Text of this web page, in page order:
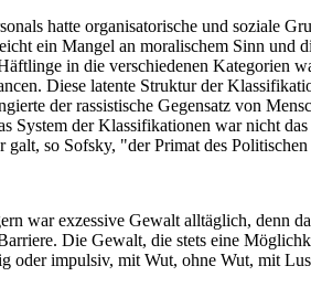
hatte organisatorische und soziale
ein Mangel an moralischem Sinn und
in die verschiedenen Kategorien
Diese latente Struktur der
der rassistische Gegensatz von
System der Klassifikationen war nicht
galt, so Sofsky, "der Primat des
war exzessive Gewalt alltäglich, denn
Die Gewalt, die stets eine
oder impulsiv, mit Wut, ohne Wut, mit